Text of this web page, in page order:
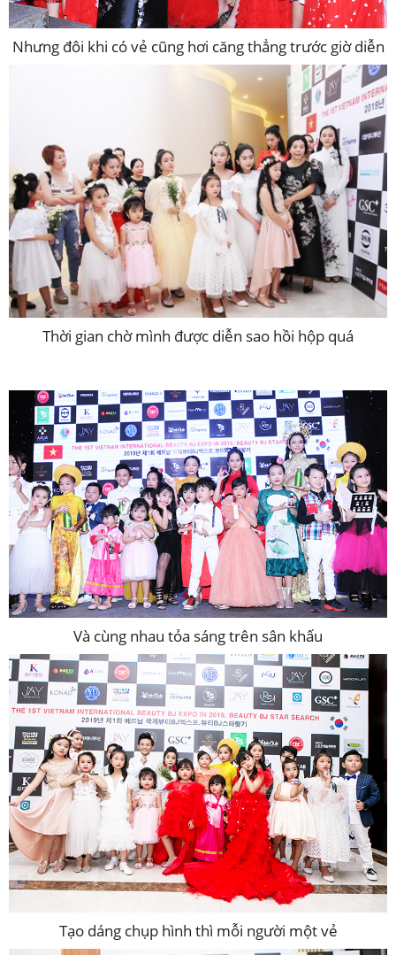
Nhưng đôi khi có vẻ cũng hơi căng thẳng trước giờ diễn
Thời gian chờ mình được diễn sao hồi hộp quá
Và cùng nhau tỏa sáng trên sân khấu
Tạo dáng chụp hình thì mỗi người một vẻ